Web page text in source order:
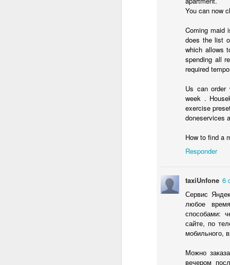
You can now
Coming maid
does the list
which allows
spending all
required
Us can order
week .
exercise
doneservices
How to find a
Responder
taxiUnfone 6
Сервис
любое
способами:
сайте, по
мобильного,
Можно
вечером